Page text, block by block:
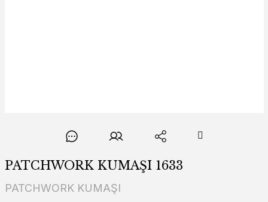
PATCHWORK KUMAŞI 1633
PATCHWORK KUMAŞI